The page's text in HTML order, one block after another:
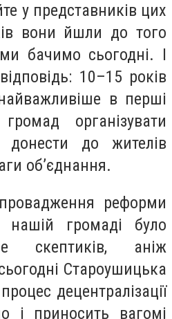
у представників цих
вони йшли до того
бачимо сьогодні. І
10–15 років
в перші
організувати
донести до жителів
об’єднання.
реформи
нашій громаді було
скептиків, аніж
Староушицька
децентралізації
і приносить вагомі